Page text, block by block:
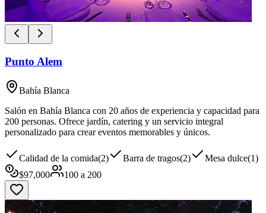
Punto Alem
Bahía Blanca
Salón en Bahía Blanca con 20 años de experiencia y capacidad para
200 personas. Ofrece jardín, catering y un servicio integral
personalizado para crear eventos memorables y únicos.
Calidad de la comida(2) Barra de tragos(2) Mesa dulce(1)
$97,000 100 a 200